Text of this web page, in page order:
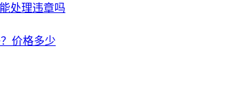
处理违章吗
价格多少